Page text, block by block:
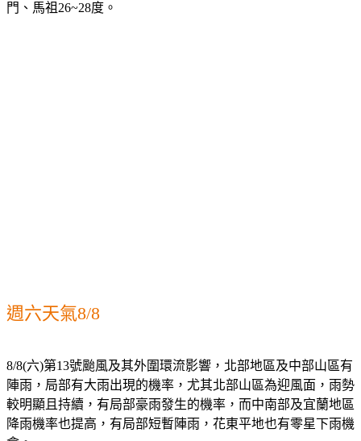
門、馬祖26~28度。
週六天氣8/8
8/8(六)第13號颱風及其外圍環流影響，北部地區及中部山區有
陣雨，局部有大雨出現的機率，尤其北部山區為迎風面，雨勢
較明顯且持續，有局部豪雨發生的機率，而中南部及宜蘭地區
降雨機率也提高，有局部短暫陣雨，花東平地也有零星下雨機